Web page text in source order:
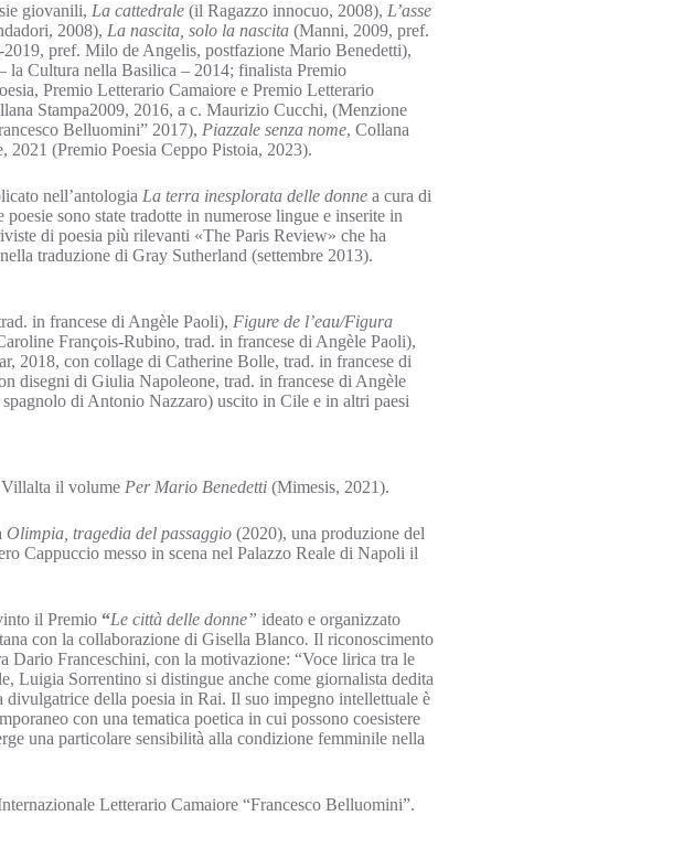
giovanili, La cattedrale (il Ragazzo innocuo, 2008), L’asse
2008), La nascita, solo la nascita (Manni, 2009, pref.
pref. Milo de Angelis, postfazione Mario Benedetti),
la Cultura nella Basilica – 2014; finalista Premio
Premio Letterario Camaiore e Premio Letterario
Stampa2009, 2016, a c. Maurizio Cucchi, (Menzione
Belluomini” 2017), Piazzale senza nome, Collana
2021 (Premio Poesia Ceppo Pistoia, 2023).
nell’antologia La terra inesplorata delle donne a cura di
sono state tradotte in numerose lingue e inserite in
di poesia più rilevanti «The Paris Review» che ha
traduzione di Gray Sutherland (settembre 2013).
in francese di Angèle Paoli), Figure de l’eau/Figura
François-Rubino, trad. in francese di Angèle Paoli),
2018, con collage di Catherine Bolle, trad. in francese di
disegni di Giulia Napoleone, trad. in francese di Angèle
di Antonio Nazzaro) uscito in Cile e in altri paesi
il volume Per Mario Benedetti (Mimesis, 2021).
Olimpia, tragedia del passaggio (2020), una produzione del
Cappuccio messo in scena nel Palazzo Reale di Napoli il
il Premio “Le città delle donne” ideato e organizzato
con la collaborazione di Gisella Blanco. Il riconoscimento
Dario Franceschini, con la motivazione: “Voce lirica tra le
Luigia Sorrentino si distingue anche come giornalista dedita
divulgatrice della poesia in Rai. Il suo impegno intellettuale è
con una tematica poetica in cui possono coesistere
una particolare sensibilità alla condizione femminile nella
Letterario Camaiore “Francesco Belluomini”.